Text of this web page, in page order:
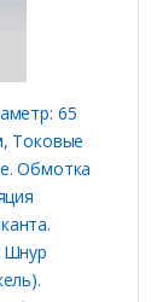
65
Токовые
Обмотка
Шнур